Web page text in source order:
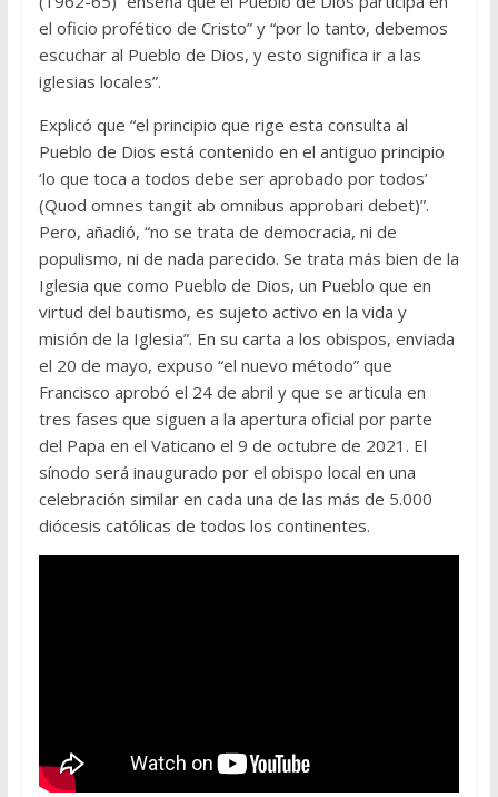
el oficio profético de Cristo” y “por lo tanto, debemos
escuchar al Pueblo de Dios, y esto significa ir a las
iglesias locales”.
Explicó que “el principio que rige esta consulta al
Pueblo de Dios está contenido en el antiguo principio
‘lo que toca a todos debe ser aprobado por todos’
(Quod omnes tangit ab omnibus approbari debet)”.
Pero, añadió, “no se trata de democracia, ni de
populismo, ni de nada parecido. Se trata más bien de la
Iglesia que como Pueblo de Dios, un Pueblo que en
virtud del bautismo, es sujeto activo en la vida y
misión de la Iglesia”. En su carta a los obispos, enviada
el 20 de mayo, expuso “el nuevo método” que
Francisco aprobó el 24 de abril y que se articula en
tres fases que siguen a la apertura oficial por parte
del Papa en el Vaticano el 9 de octubre de 2021. El
sínodo será inaugurado por el obispo local en una
celebración similar en cada una de las más de 5.000
diócesis católicas de todos los continentes.